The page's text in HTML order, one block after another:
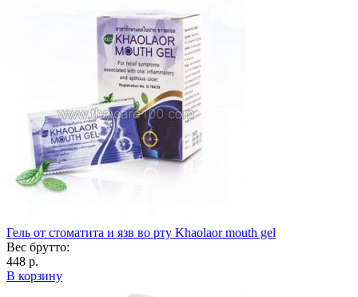
Гель от стоматита и язв во рту Khaolaor mouth gel
Вес брутто:
448 р.
В корзину